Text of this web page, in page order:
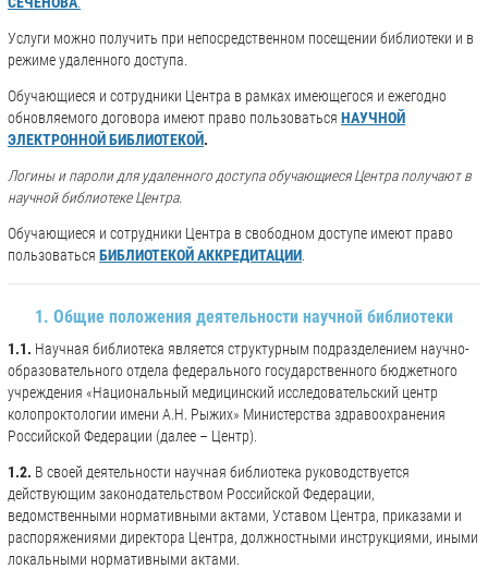
Услуги можно получить при непосредственном посещении библиотеки и в
режиме удаленного доступа.
Обучающиеся и сотрудники Центра в рамках имеющегося и ежегодно
обновляемого договора имеют право пользоваться НАУЧНОЙ
ЭЛЕКТРОННОЙ БИБЛИОТЕКОЙ.
Логины и пароли для удаленного доступа обучающиеся Центра получают в
научной библиотеке Центра.
Обучающиеся и сотрудники Центра в свободном доступе имеют право
пользоваться БИБЛИОТЕКОЙ АККРЕДИТАЦИИ
1. Общие положения деятельности научной библиотеки
1.1. Научная библиотека является структурным подразделением научно-
образовательного отдела федерального государственного бюджетного
учреждения «Национальный медицинский исследовательский центр
колопроктологии имени А.Н. Рыжих» Министерства здравоохранения
Российской Федерации (далее – Центр).
1.2. В своей деятельности научная библиотека руководствуется
действующим законодательством Российской Федерации,
ведомственными нормативными актами, Уставом Центра, приказами и
распоряжениями директора Центра, должностными инструкциями, иными
локальными нормативными актами.